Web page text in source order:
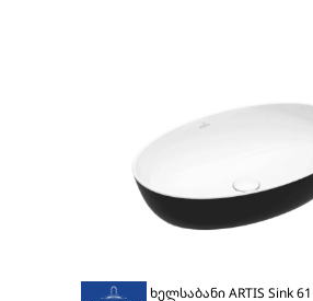
ხელსაბანი ARTIS Sink 61